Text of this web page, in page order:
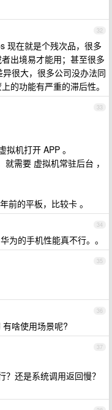
32
现在就是个残次品，很多
出境易才能用；甚至很多
很大，很多公司没办法同
的功能有严重的滞后性。
33
机打开 APP 。
需要 虚拟机常驻后台 ，
前的平板，比较卡 。
34
为的手机性能真不行。。
35
36
啥使用场景呢?
37
还是系统调用返回慢？